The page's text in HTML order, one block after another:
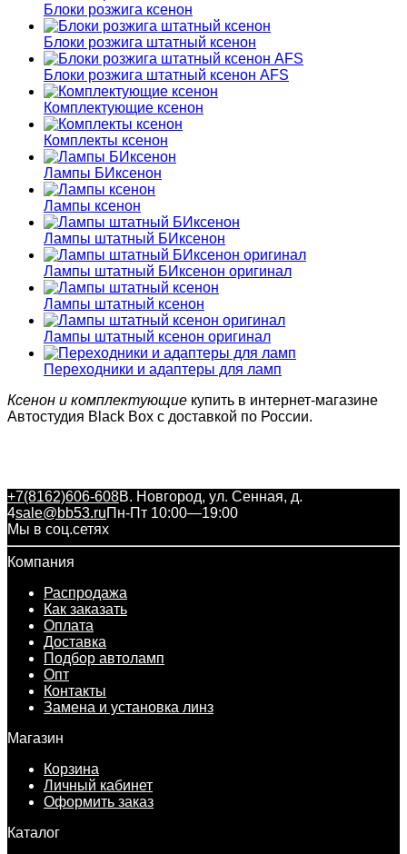
Блоки розжига ксенон
Блоки розжига штатный ксенон
Блоки розжига штатный ксенон AFS
Комплектующие ксенон
Комплекты ксенон
Лампы БИксенон
Лампы ксенон
Лампы штатный БИксенон
Лампы штатный БИксенон оригинал
Лампы штатный ксенон
Лампы штатный ксенон оригинал
Переходники и адаптеры для ламп
Ксенон и комплектующие купить в интернет-магазине
Автостудия Black Box с доставкой по России.
+7(8162)606-608В. Новгород, ул. Сенная, д.
4sale@bb53.ruПн-Пт 10:00—19:00
Мы в соц.сетях
Компания
Распродажа
Как заказать
Оплата
Доставка
Подбор автоламп
Опт
Контакты
Замена и установка линз
Магазин
Корзина
Личный кабинет
Оформить заказ
Каталог